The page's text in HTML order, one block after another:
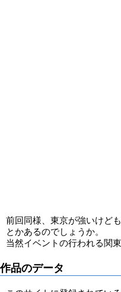
前回同様、東京が強いけど
とかあるのでしょうか。
当然イベントの行われる関
作品のデータ